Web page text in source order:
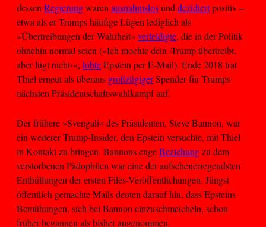
dessen Regierungwaren ausnahmslosund dezidiertpositiv –
etwa als er Trumps häufige Lügen lediglich als
»Übertreibungen der Wahrheit«verteidigte, die in der Politik
ohnehin normal seien (»Ich mochte dein ›Trump übertreibt,
aber lügt nicht‹«, lobteEpstein per E-Mail). Ende 2018 trat
Thiel erneut als überaus großzügigerSpender für Trumps
nächsten Präsidentschaftswahlkampf auf.
Der frühere »Svengali« des Präsidenten, Steve Bannon, war
ein weiterer Trump-Insider, den Epstein versuchte, mit Thiel
in Kontakt zu bringen. Bannons engeBeziehungzu dem
verstorbenen Pädophilen war eine der aufsehenerregendsten
Enthüllungen der ersten Files-Veröffentlichungen. Jüngst
öffentlich gemachte Mails deuten darauf hin, dass Epsteins
Bemühungen, sich bei Bannon einzuschmeicheln, schon
früher begannen als bisher angenommen.